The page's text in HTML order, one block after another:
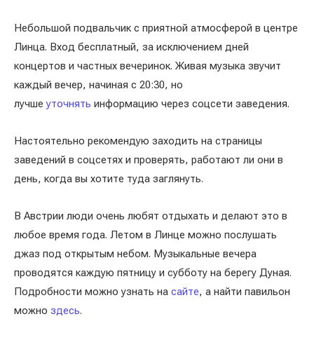
Небольшой подвальчик с приятной атмосферой в центре
Линца. Вход бесплатный, за исключением дней
концертов и частных вечеринок. Живая музыка звучит
каждый вечер, начиная с 20:30, но
лучше уточнять информацию через соцсети заведения.
Настоятельно рекомендую заходить на страницы
заведений в соцсетях и проверять, работают ли они в
день, когда вы хотите туда заглянуть.
В Австрии люди очень любят отдыхать и делают это в
любое время года. Летом в Линце можно послушать
джаз под открытым небом. Музыкальные вечера
проводятся каждую пятницу и субботу на берегу Дуная.
Подробности можно узнать на сайте, а найти павильон
можно здесь.